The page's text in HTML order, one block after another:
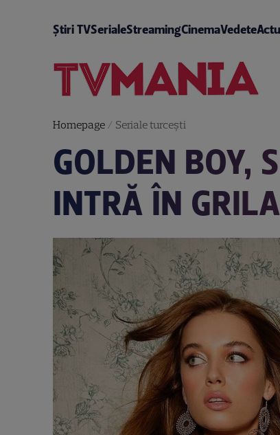
Știri TVSerialeStreamingCinemaVedete
Homepage/ Seriale turceşti
GOLDEN BOY,
INTRĂ ÎN